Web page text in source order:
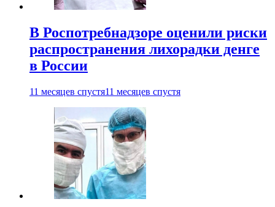
В Роспотребнадзоре оценили риски
распространения лихорадки денге
в России
11 месяцев спустя11 месяцев спустя